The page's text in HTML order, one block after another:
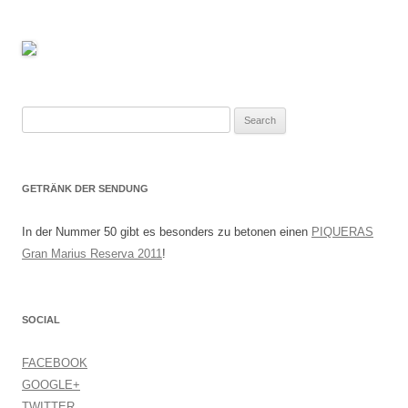
GETRÄNK DER SENDUNG
In der Nummer 50 gibt es besonders zu betonen einen PIQUERAS
Gran Marius Reserva 2011!
SOCIAL
FACEBOOK
GOOGLE+